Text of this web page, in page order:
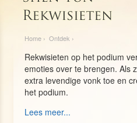
Home › Ontdek ›
Rekwisieten op het podium
emoties over te brengen. Als
extra levendige vonk toe en
het podium.
Lees meer...